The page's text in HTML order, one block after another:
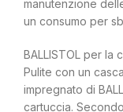
manutenzione
un consumo per
BALLISTOL per la
Pulite con un
impregnato di
cartuccia.